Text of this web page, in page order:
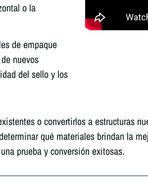
o la
de empaque
nuevos
del sello y los
o convertirlos a estructuras
qué materiales brindan la
prueba y conversión exitosas.